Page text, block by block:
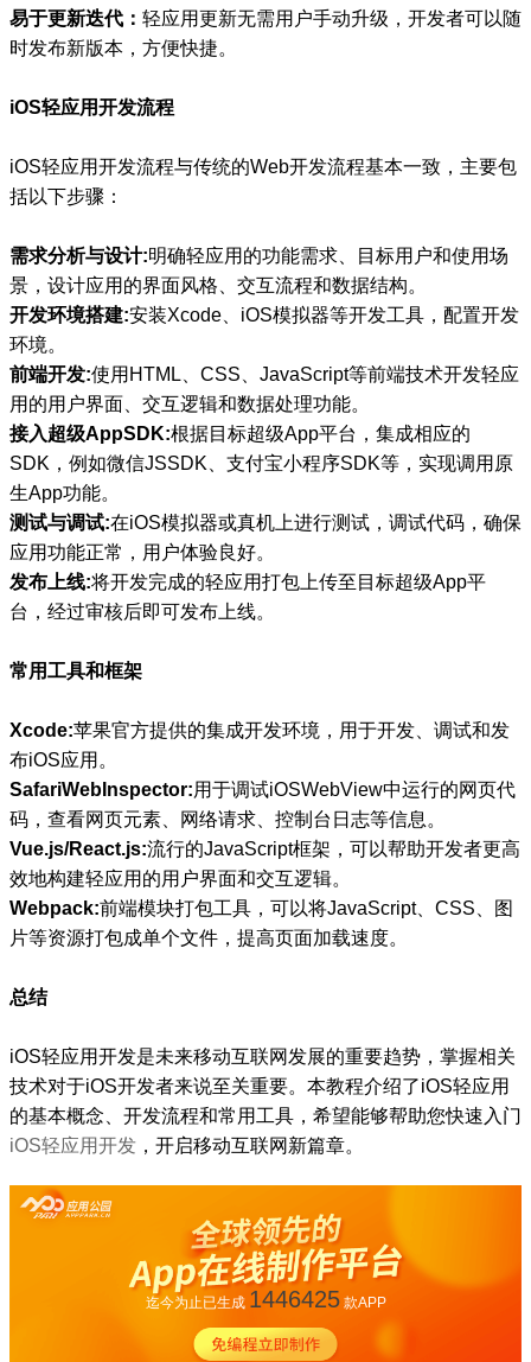
易于更新迭代： 轻应用更新无需用户手动升级，开发者可以随
时发布新版本，方便快捷。
iOS轻应用开发流程
iOS轻应用开发流程与传统的Web开发流程基本一致，主要包
括以下步骤：
需求分析与设计:明确轻应用的功能需求、目标用户和使用场
景，设计应用的界面风格、交互流程和数据结构。
开发环境搭建:安装Xcode、iOS模拟器等开发工具，配置开发
环境。
前端开发:使用HTML、CSS、JavaScript等前端技术开发轻应
用的用户界面、交互逻辑和数据处理功能。
接入超级AppSDK:根据目标超级App平台，集成相应的
SDK，例如微信JSSDK、支付宝小程序SDK等，实现调用原
生App功能。
测试与调试:在iOS模拟器或真机上进行测试，调试代码，确保
应用功能正常，用户体验良好。
发布上线:将开发完成的轻应用打包上传至目标超级App平
台，经过审核后即可发布上线。
常用工具和框架
Xcode:苹果官方提供的集成开发环境，用于开发、调试和发
布iOS应用。
SafariWebInspector:用于调试iOSWebView中运行的网页代
码，查看网页元素、网络请求、控制台日志等信息。
Vue.js/React.js:流行的JavaScript框架，可以帮助开发者更高
效地构建轻应用的用户界面和交互逻辑。
Webpack:前端模块打包工具，可以将JavaScript、CSS、图
片等资源打包成单个文件，提高页面加载速度。
总结
iOS轻应用开发是未来移动互联网发展的重要趋势，掌握相关
技术对于iOS开发者来说至关重要。本教程介绍了iOS轻应用
的基本概念、开发流程和常用工具，希望能够帮助您快速入门
iOS轻应用开发 ，开启移动互联网新篇章。
迄今为止已生成 1446425款APP